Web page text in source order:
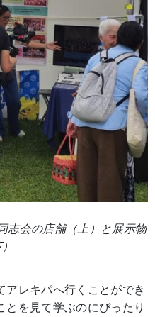
志会の店舗（上）と展示物
アレキパへ行くことができ
とを見て学ぶのにぴったり